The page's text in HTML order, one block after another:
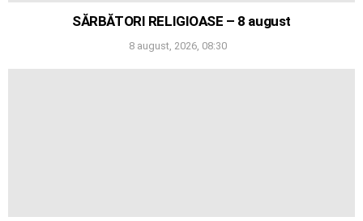
SĂRBĂTORI RELIGIOASE – 8 august
8 august, 2026, 08:30